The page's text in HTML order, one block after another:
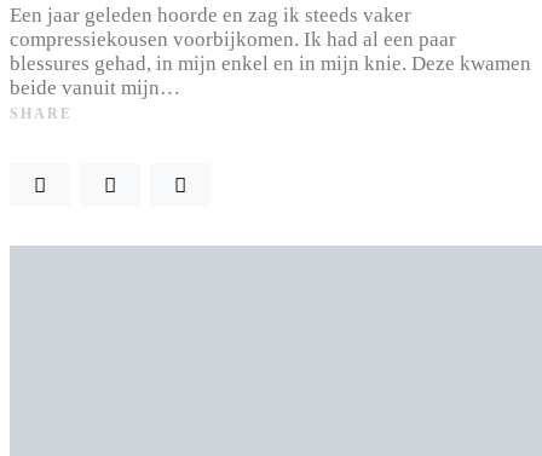
Een jaar geleden hoorde en zag ik steeds vaker
compressiekousen voorbijkomen. Ik had al een paar
blessures gehad, in mijn enkel en in mijn knie. Deze kwamen
beide vanuit mijn…
SHARE